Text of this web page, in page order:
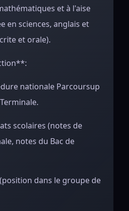
et à l'aise
en sciences, anglais et
et orale).
nationale Parcoursup
scolaires (notes de
notes du Bac de
dans le groupe de